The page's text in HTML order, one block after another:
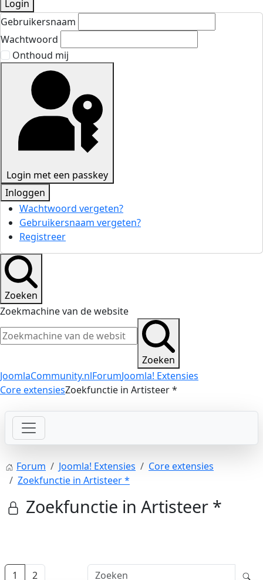
Login
Gebruikersnaam
Wachtwoord
Onthoud mij
Login met een passkey
Inloggen
Wachtwoord vergeten?
Gebruikersnaam vergeten?
Registreer
Zoeken
Zoekmachine van de website
Zoeken
JoomlaCommunity.nlForumJoomla! Extensies
Core extensiesZoekfunctie in Artisteer *
Forum Joomla! Extensies
Core extensies
Zoekfunctie in Artisteer *
Zoekfunctie in Artisteer *
1 2